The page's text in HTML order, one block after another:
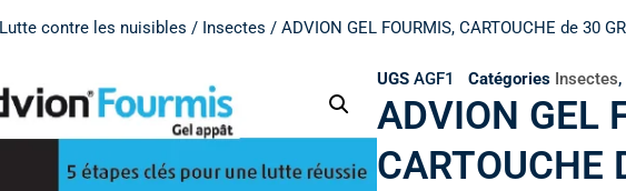
Lutte contre les nuisibles / Insectes / ADVION GEL FOURMIS, CARTOUCHE de 30
UGS AGF1 Catégories Insectes,
ADVION GEL
CARTOUCHE